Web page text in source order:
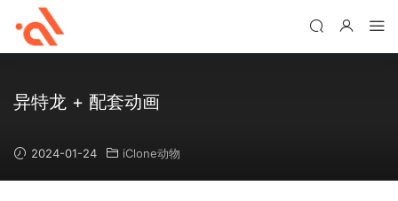
异特龙 + 配套动画
2024-01-24 iClone动物